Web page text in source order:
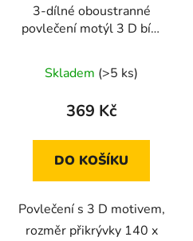
3-dílné oboustranné
povlečení motýl 3 D bílá
Skladem (>5 ks)
369 Kč
DO KOŠÍKU
Povlečení s 3 D motivem,
rozměr přikrývky 140 x